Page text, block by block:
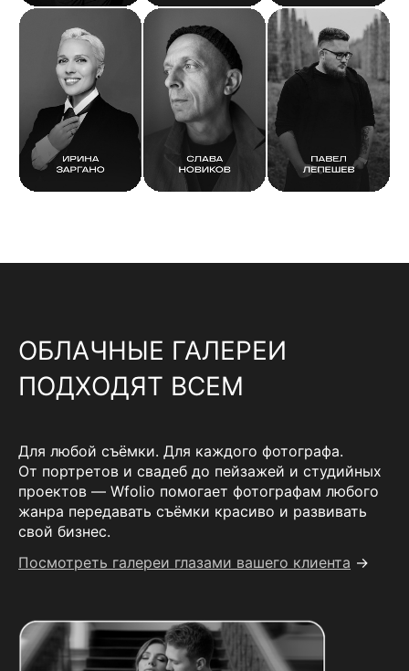
ОБЛАЧНЫЕ ГАЛЕРЕИ
ПОДХОДЯТ ВСЕМ
Для любой съёмки. Для каждого фотографа.
От портретов и свадеб до пейзажей и студийных
проектов — Wfolio помогает фотографам любого
жанра передавать съёмки красиво и развивать
свой бизнес.
Посмотреть галереи глазами вашего клиента →